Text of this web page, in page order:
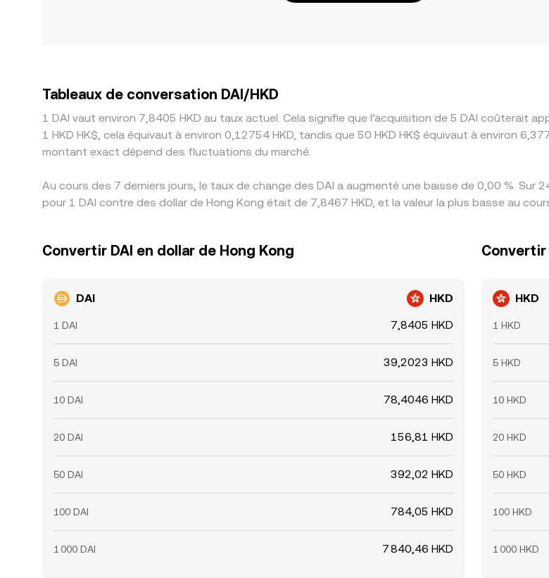
Tableaux de conversation DAI/HKD
1 DAI vaut environ 7,8405 HKD au taux actuel. Cela signifie que l’acquisition de 5 DAI coûterait
1 HKD HK$, cela équivaut à environ 0,12754 HKD, tandis que 50 HKD HK$ équivaut à environ
montant exact dépend des fluctuations du marché.
Au cours des 7 derniers jours, le taux de change des DAI a augmenté une baisse de 0,00 %. Sur
pour 1 DAI contre des dollar de Hong Kong était de 7,8467 HKD, et la valeur la plus basse au
Convertir DAI en dollar de Hong Kong
DAI HKD
1 DAI 7,8405 HKD
5 DAI 39,2023 HKD
10 DAI 78,4046 HKD
20 DAI 156,81 HKD
50 DAI 392,02 HKD
100 DAI 784,05 HKD
1 000 DAI 7 840,46 HKD
Convertir
HKD
1 HKD
5 HKD
10 HKD
20 HKD
50 HKD
100 HKD
1 000 HKD